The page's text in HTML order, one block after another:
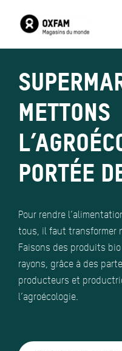
Mettons
portée
Pour rendre
tous, il faut transformer
Faisons des produits
rayons, grâce à des
producteurs et
l’agroécologie.